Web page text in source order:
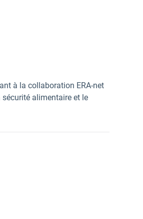
à la collaboration ERA-net
alimentaire et le